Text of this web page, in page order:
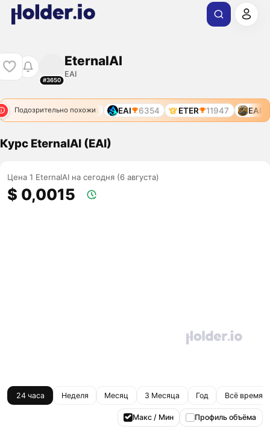
#3650
EternalAI
EAI
Подозрительно похожи
EAI 3958 EAI 6354 ETER 11947 EAI
Курс EternalAI (EAI)
Цена 1 EternalAI на сегодня (6 августа)
$ 0,0015
24 часа Неделя Месяц 3 Месяца Год Всё время
Макс / Мин Профиль объёма